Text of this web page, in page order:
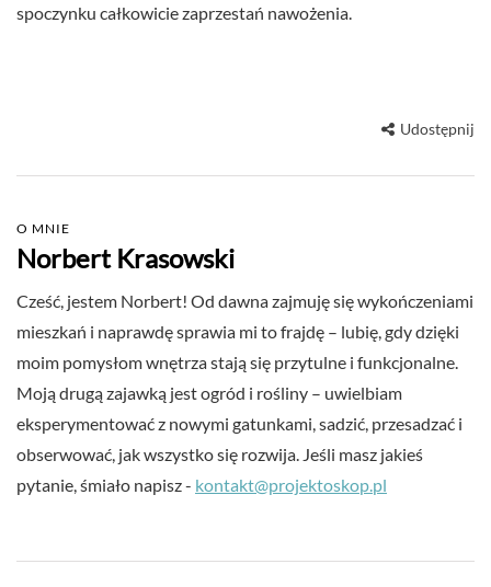
spoczynku całkowicie zaprzestań nawożenia.
Udostępnij
O MNIE
Norbert Krasowski
Cześć, jestem Norbert! Od dawna zajmuję się wykończeniami
mieszkań i naprawdę sprawia mi to frajdę – lubię, gdy dzięki
moim pomysłom wnętrza stają się przytulne i funkcjonalne.
Moją drugą zajawką jest ogród i rośliny – uwielbiam
eksperymentować z nowymi gatunkami, sadzić, przesadzać i
obserwować, jak wszystko się rozwija. Jeśli masz jakieś
pytanie, śmiało napisz - kontakt@projektoskop.pl